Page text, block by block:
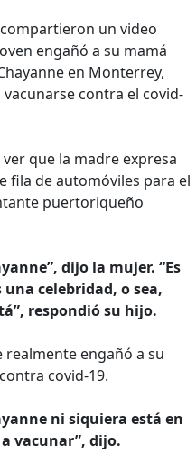
un video
engañó a su mamá
en Monterrey,
contra el covid-
que la madre expresa
fila de automóviles para el
puertoriqueño
dijo la mujer. “Es
celebridad, o sea,
respondió su hijo.
realmente engañó a su
covid-19.
ni siquiera está en
vacunar”, dijo.